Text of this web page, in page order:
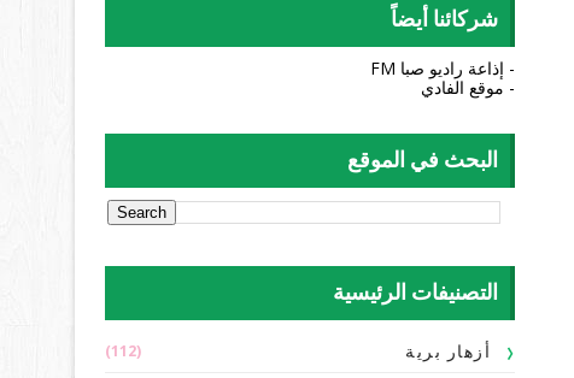
شركائنا أيضاً
- إذاعة راديو صبا FM
- موقع الفادي
البحث في الموقع
التصنيفات الرئيسية
أزهار برية (112)